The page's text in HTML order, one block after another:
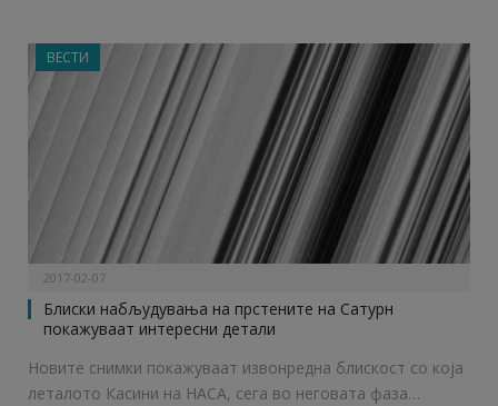
ВЕСТИ
2017-02-07
Блиски набљудувања на прстените на Сатурн
покажуваат интересни детали
Новите снимки покажуваат извонредна блискост со која
леталото Касини на НАСА, сега во неговата фаза…